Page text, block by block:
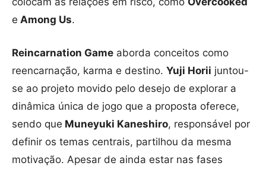
e Among Us.
Reincarnation Game aborda conceitos como
reencarnação, karma e destino. Yuji Horii juntou-
se ao projeto movido pelo desejo de explorar a
dinâmica única de jogo que a proposta oferece,
sendo que Muneyuki Kaneshiro, responsável por
definir os temas centrais, partilhou da mesma
motivação. Apesar de ainda estar nas fases